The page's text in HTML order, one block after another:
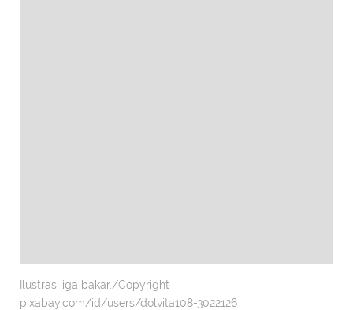
Ilustrasi iga bakar./Copyright
pixabay.com/id/users/dolvita108-3022126